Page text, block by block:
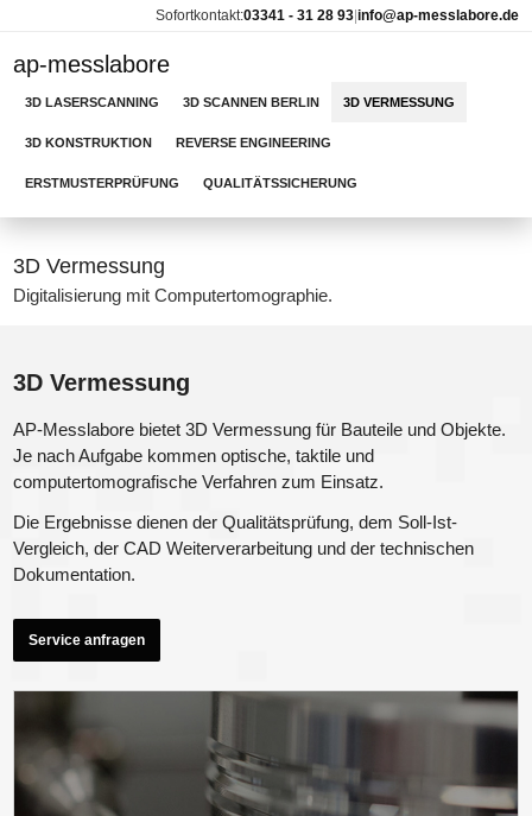
Sofortkontakt:03341 - 31 28 93 info@ap-messlabore.de
ap-messlabore
3D LASERSCANNING 3D SCANNEN BERLIN 3D VERMESSUNG
3D KONSTRUKTION REVERSE ENGINEERING
ERSTMUSTERPRÜFUNG QUALITÄTSSICHERUNG
3D Vermessung
Digitalisierung mit Computertomographie.
3D Vermessung
AP-Messlabore bietet 3D Vermessung für Bauteile und Objekte.
Je nach Aufgabe kommen optische, taktile und
computertomografische Verfahren zum Einsatz.
Die Ergebnisse dienen der Qualitätsprüfung, dem Soll-Ist-
Vergleich, der CAD Weiterverarbeitung und der technischen
Dokumentation.
Service anfragen